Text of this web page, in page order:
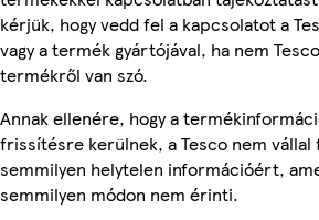
kérjük, hogy vedd fel a kapcsolatot a
vagy a termék gyártójával, ha nem
termékről van szó.
Annak ellenére, hogy a
frissítésre kerülnek, a Tesco nem vállal
semmilyen helytelen információért,
semmilyen módon nem érinti.